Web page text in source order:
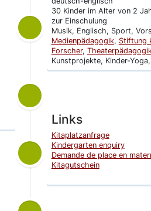
30 Kinder im Alter von 2
zur Einschulung
Musik, Englisch, Sport,
Medienpädagogik, Stiftung
Forscher,
Kunstprojekte, Kinder-
Links
Kitaplatzanfrage
Kindergarten enquiry
Demande de place en
Kitagutschein